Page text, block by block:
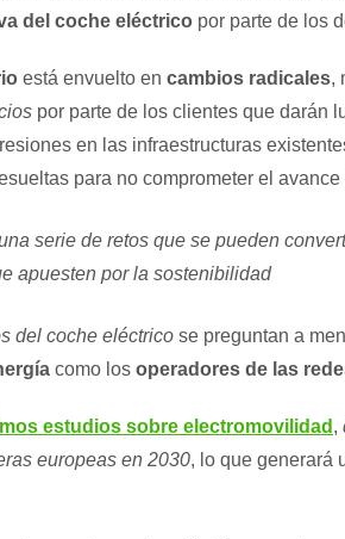
del coche eléctrico por parte de los
está envuelto en cambios radicales,
por parte de los clientes que darán
en las infraestructuras
para no comprometer el
serie de retos que se pueden
apuesten por la sostenibilidad
del coche eléctrico se preguntan a
como los operadores de las
estudios sobre electromovilidad ,
europeas en 2030, lo que generará